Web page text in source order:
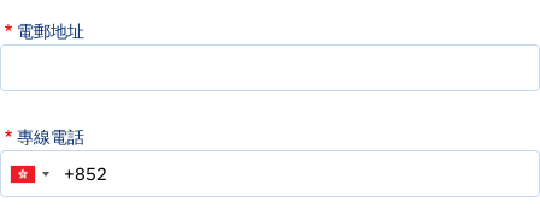
電郵地址
專線電話